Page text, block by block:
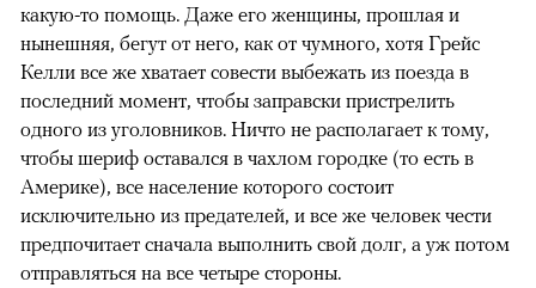
какую-то помощь. Даже его женщины, прошлая и
нынешняя, бегут от него, как от чумного, хотя Грейс
Келли все же хватает совести выбежать из поезда в
последний момент, чтобы заправски пристрелить
одного из уголовников. Ничто не располагает к тому,
чтобы шериф оставался в чахлом городке (то есть в
Америке), все население которого состоит
исключительно из предателей, и все же человек чести
предпочитает сначала выполнить свой долг, а уж потом
отправляться на все четыре стороны.